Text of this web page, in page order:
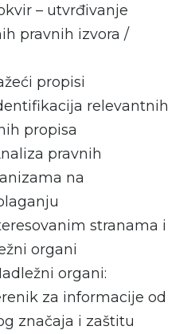
– utvrđivanje
pravnih izvora /
propisi
relevantnih
propisa
pravnih
na
stranama i
organi
organi:
za informacije od
značaja i zaštitu